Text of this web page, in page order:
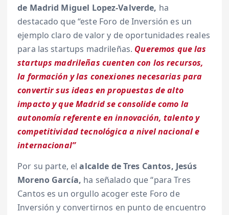
de Madrid Miguel Lopez-Valverde, ha
destacado que “este Foro de Inversión es un
ejemplo claro de valor y de oportunidades reales
para las startups madrileñas. Queremos que las
startups madrileñas cuenten con los recursos,
la formación y las conexiones necesarias para
convertir sus ideas en propuestas de alto
impacto y que Madrid se consolide como la
autonomía referente en innovación, talento y
competitividad tecnológica a nivel nacional e
internacional”
Por su parte, elalcalde de Tres Cantos, Jesús
Moreno García, ha señalado que “para Tres
Cantos es un orgullo acoger este Foro de
Inversión y convertirnos en punto de encuentro